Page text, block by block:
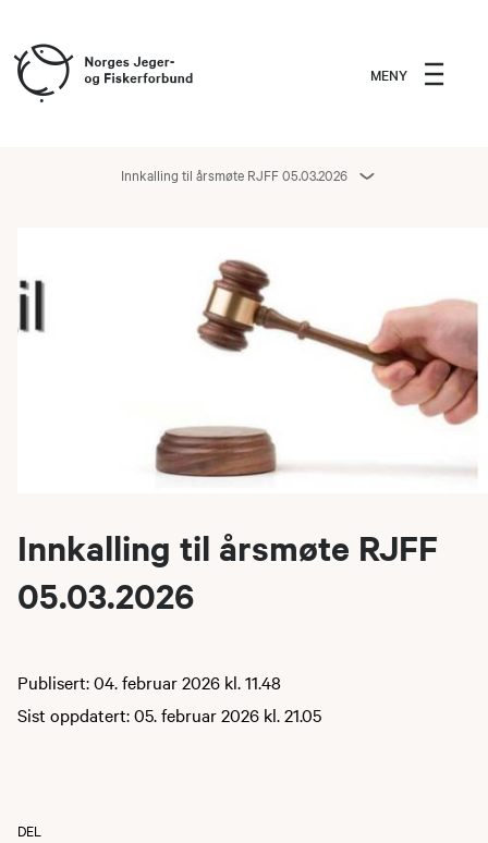
MENY
Innkalling til årsmøte RJFF 05.03.2026
Innkalling til årsmøte RJFF
05.03.2026
Publisert: 04. februar 2026 kl. 11.48
Sist oppdatert: 05. februar 2026 kl. 21.05
DEL